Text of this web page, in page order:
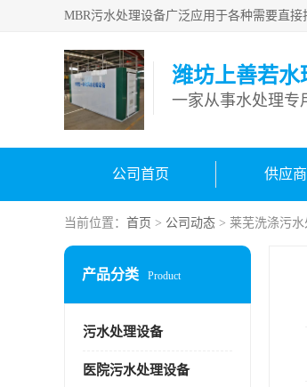
潍坊上善若水
一家从事水处理专
公司首页 供应
当前位置： 首页 > 公司动态 > 莱芜洗涤污
产品分类 Product
污水处理设备
医院污水处理设备